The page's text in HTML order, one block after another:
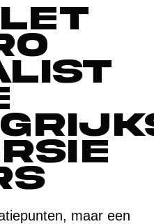
let
maar een